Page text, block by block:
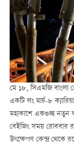
মে ১৮, সিএমজি বাংলা
একটি লং মার্চ-৮
মহাকাশে একগুচ্ছ নতুন
বেইজিং সময় রোববার
উৎক্ষেপণ কেন্দ্র থেকে